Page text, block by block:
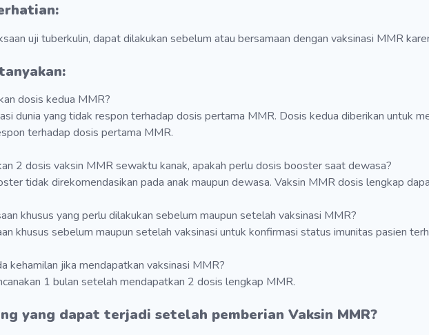
uji tuberkulin, dapat dilakukan sebelum atau bersamaan dengan vaksinasi MMR
dosis kedua MMR?
dunia yang tidak respon terhadap dosis pertama MMR. Dosis kedua diberikan untuk
terhadap dosis pertama MMR.
2 dosis vaksin MMR sewaktu kanak, apakah perlu dosis booster saat dewasa?
tidak direkomendasikan pada anak maupun dewasa. Vaksin MMR dosis lengkap
khusus yang perlu dilakukan sebelum maupun setelah vaksinasi MMR?
khusus sebelum maupun setelah vaksinasi untuk konfirmasi status imunitas pasien
kehamilan jika mendapatkan vaksinasi MMR?
1 bulan setelah mendapatkan 2 dosis lengkap MMR.
yang dapat terjadi setelah pemberian Vaksin MMR?